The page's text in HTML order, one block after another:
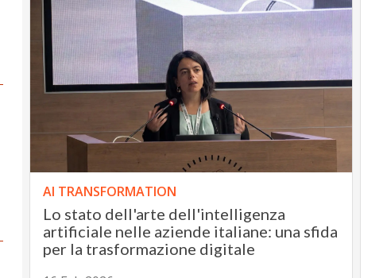
AI TRANSFORMATION
Lo stato dell'arte dell'intelligenza
artificiale nelle aziende italiane: una sfida
per la trasformazione digitale